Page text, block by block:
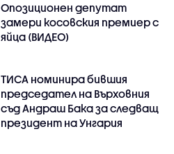
Опозиционен депутат
замери косовския премиер с
яйца (ВИДЕО)
ТИСА номинира бившия
председател на Върховния
съд Андраш Бака за следващ
президент на Унгария